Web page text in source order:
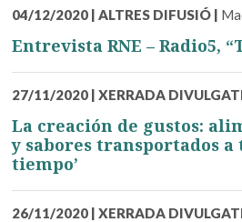
04/12/2020 |ALTRES DIFUSIÓ |
Entrevista RNE – Radio5,
27/11/2020 |XERRADA
La creación de gustos:
y sabores transportados a
tiempo’
26/11/2020 |XERRADA